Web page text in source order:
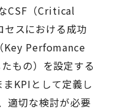
CSF（Critical
スにおける成功
Key Perfomance
もの）を設定する
KPIとして定義し
適切な検討が必要